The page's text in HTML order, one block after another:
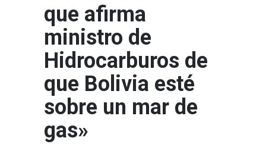
que afirma
ministro de
Hidrocarburos de
que Bolivia esté
sobre un mar de
gas»